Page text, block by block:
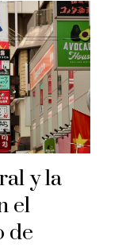
y la
el
de